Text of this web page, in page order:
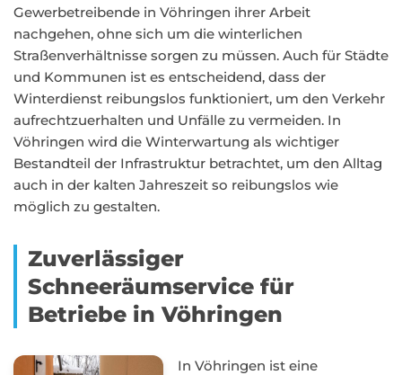
Gewerbetreibende in Vöhringen ihrer Arbeit
nachgehen, ohne sich um die winterlichen
Straßenverhältnisse sorgen zu müssen. Auch für Städte
und Kommunen ist es entscheidend, dass der
Winterdienst reibungslos funktioniert, um den Verkehr
aufrechtzuerhalten und Unfälle zu vermeiden. In
Vöhringen wird die Winterwartung als wichtiger
Bestandteil der Infrastruktur betrachtet, um den Alltag
auch in der kalten Jahreszeit so reibungslos wie
möglich zu gestalten.
Zuverlässiger
Schneeräumservice für
Betriebe in Vöhringen
In Vöhringen ist eine